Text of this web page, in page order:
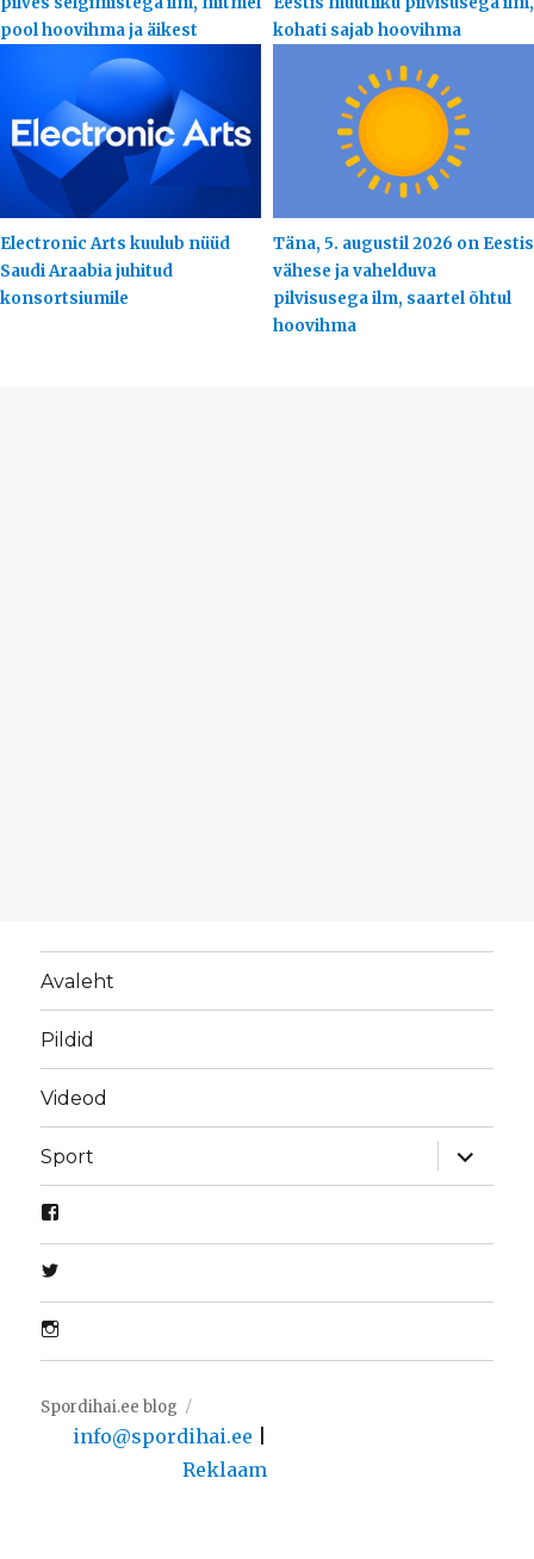
pool hoovihma ja äikest
kohati sajab hoovihma
Electronic Arts kuulub nüüd
Saudi Araabia juhitud
konsortsiumile
Täna, 5. augustil 2026 on Eestis
vähese ja vahelduva
pilvisusega ilm, saartel õhtul
hoovihma
Avaleht
Pildid
Videod
Sport
laienda
Spordihai.ee blog
info@spordihai.ee
Reklaam